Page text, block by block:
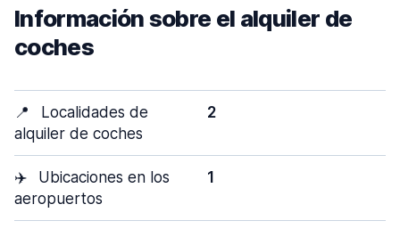
Información sobre el alquiler de
coches
📍
Localidades de
alquiler de coches
2
✈️
Ubicaciones en los
aeropuertos
1